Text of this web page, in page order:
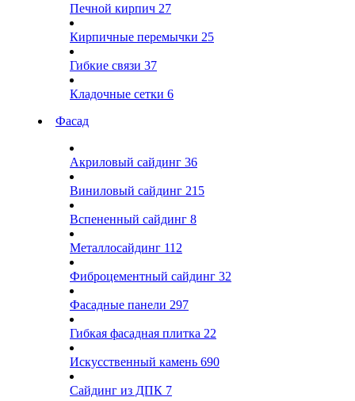
Печной кирпич 27
Кирпичные перемычки 25
Гибкие связи 37
Кладочные сетки 6
Фасад
Акриловый сайдинг 36
Виниловый сайдинг 215
Вспененный сайдинг 8
Металлосайдинг 112
Фиброцементный сайдинг 32
Фасадные панели 297
Гибкая фасадная плитка 22
Искусственный камень 690
Сайдинг из ДПК 7